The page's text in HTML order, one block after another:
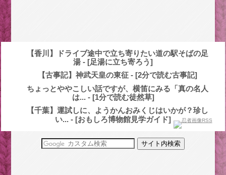
【香川】ドライブ途中で立ち寄りたい道の駅そばの足
湯 - [足湯に立ち寄ろう]
【古事記】神武天皇の東征 - [2分で読む古事記]
ちょっとややこしい話ですが、横笛にみる「真の名人
は... - [1分で読む徒然草]
【千葉】運試しに、ようかんおみくじはいかが？珍し
い... - [おもしろ博物館見学ガイド]